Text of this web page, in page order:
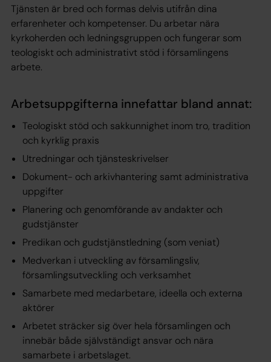
Tjänsten är bred och formas delvis utifrån dina
erfarenheter och kompetenser. Du arbetar nära
kyrkoherden och ledningsgruppen och fungerar som
teologiskt och administrativt stöd i församlingens
arbete.
Arbetsuppgifterna innefattar bland annat:
Teologiskt stöd och sakkunnighet inom tro, tradition
och kyrklig praxis
Utredningar och tjänsteskrivelser
Dokument- och arkivhantering samt administrativa
uppgifter
Planering och genomförande av andakter och
gudstjänster
Predikan och gudstjänstledning (som veniat)
Medverkan i utveckling av församlingsliv,
församlingsutveckling och verksamhet
Samarbete med medarbetare, ideella och externa
aktörer
Arbetet sträcker sig över hela församlingen och
innebär både självständigt ansvar och nära
samarbete i arbetslaget.